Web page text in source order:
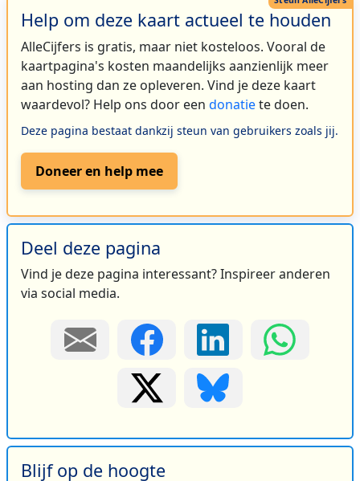
Help om deze kaart actueel te houden
AlleCijfers is gratis, maar niet kosteloos. Vooral de
kaartpagina's kosten maandelijks aanzienlijk meer
aan hosting dan ze opleveren. Vind je deze kaart
waardevol? Help ons door een donatiete doen.
Deze pagina bestaat dankzij steun van gebruikers zoals jij.
Doneer en help mee
Deel deze pagina
Vind je deze pagina interessant? Inspireer anderen
via social media.
Blijf op de hoogte